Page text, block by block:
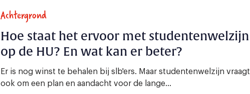
Achtergrond
Hoe staat het ervoor met studentenwelzijn
op de HU? En wat kan er beter?
Er is nog winst te behalen bij slb'ers. Maar studentenwelzijn vraagt
ook om een plan en aandacht voor de lange...